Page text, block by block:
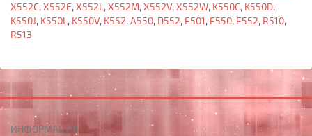
X552C,X552E,X552L ,X552M,X552V,X552W, K550C, K550D,
K550J, K550L , K550V, K552,A550, D552, F501, F550, F552, R510,
R513
ИНФОРМАЦИЯ